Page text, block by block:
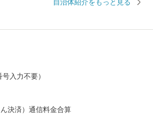
から多くの方がバードウォッチングに訪れ
」として、これまで長きに渡り北方四島の
一丸となって世論の先頭に立ち、運動を展
しています。 すこしづつまちの活性化を目
りますので、今後の根室市にご注目くださ
自治体紹介をもっと見る
入力不要）
決済）通信料金合算